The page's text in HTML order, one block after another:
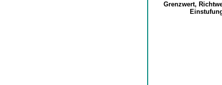
Grenzwert,